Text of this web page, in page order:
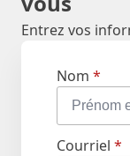
Entrez vos
Nom *
Courriel *